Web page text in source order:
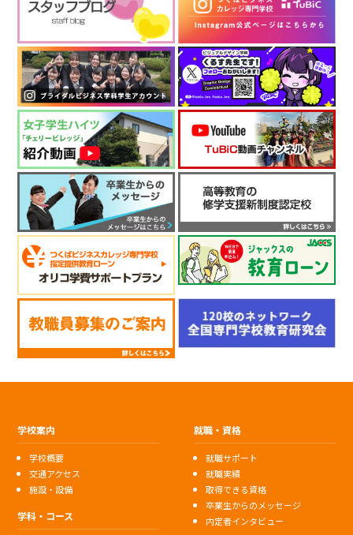
学校案内
学校概要
交通アクセス
施設・設備
学科・コース
就職・資格
就職サポート
就職実績
取得できる資格
卒業生からのメッセージ
内定者インタビュー